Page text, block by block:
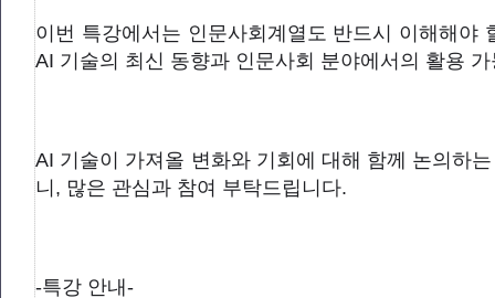
이번 특강에서는 인문사회계열도 반드시 이해해야
AI 기술의 최신 동향과 인문사회 분야에서의 활용
AI 기술이 가져올 변화와 기회에 대해 함께 논의하
니, 많은 관심과 참여 부탁드립니다.
-특강 안내-